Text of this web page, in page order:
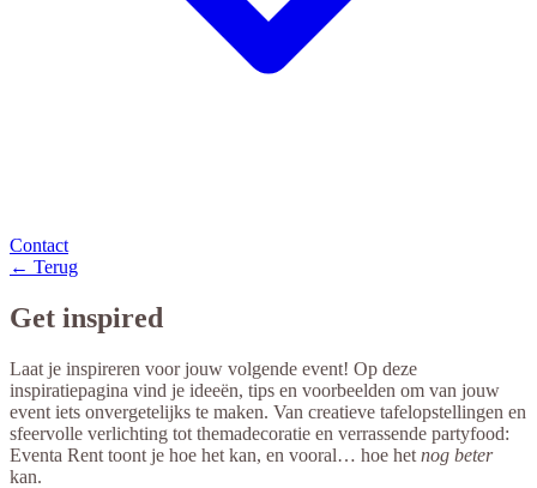
Contact
← Terug
Get inspired
Laat je inspireren voor jouw volgende event! Op deze
inspiratiepagina vind je ideeën, tips en voorbeelden om van jouw
event iets onvergetelijks te maken. Van creatieve tafelopstellingen en
sfeervolle verlichting tot themadecoratie en verrassende partyfood:
Eventa Rent toont je hoe het kan, en vooral… hoe het nog beter
kan.